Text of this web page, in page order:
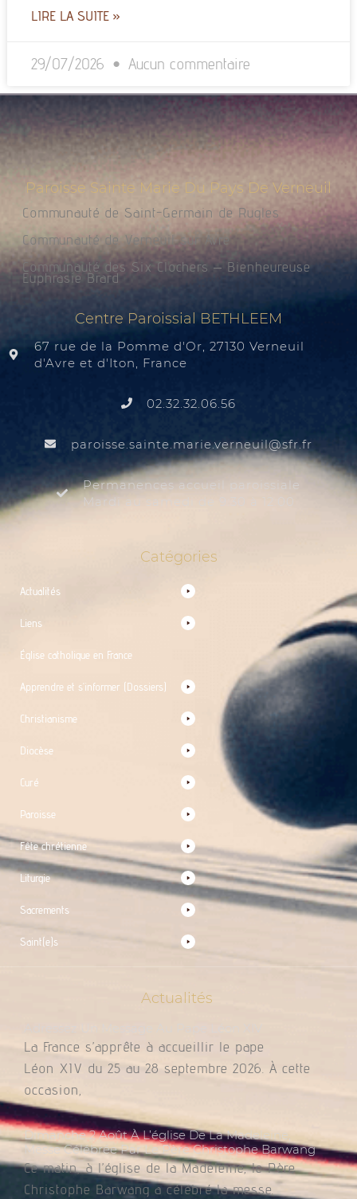
LIRE LA SUITE »
29/07/2026 Aucun commentaire
Paroisse Sainte Marie Du Pays De Verneuil
Communauté de Saint-Germain de Rugles
Communauté de Verneuil sur Avre
Communauté des Six Clochers – Bienheureuse
Euphrasie Brard
Centre Paroissial BETHLEEM
67 rue de la Pomme d'Or, 27130 Verneuil
d'Avre et d'Iton, France
02.32.32.06.56
rf.rfs
@liuenrev.eiram.etnias.essiorap
Permanences accueil paroissiale
Mardi au samedi de 9:30 à 12:00
Catégories
Actualités
Liens
Église catholique en France
Apprendre et s’informer (Dossiers)
Christianisme
Diocèse
Curé
Paroisse
Fête chrétienne
Liturgie
Sacrements
Saint(e)s
Actualités
La France s’apprête à accueillir le pape
Léon XIV du 25 au 28 septembre 2026. À cette
occasion,
Dimanche 2 Août À L’église De La Madeleine,
Messe Célébrée Par Le Père Christophe Barwang
Ce matin, à l’église de la Madeleine, le Père
Christophe Barwang a célébré la messe.